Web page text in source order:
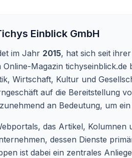
Einblick GmbH
im Jahr 2015, hat sich seit
Online-Magazin
Wirtschaft, Kultur und
auf die Bereitstellung
an Bedeutung, um
das Artikel,
dessen Dienste
ist dabei ein zentrales